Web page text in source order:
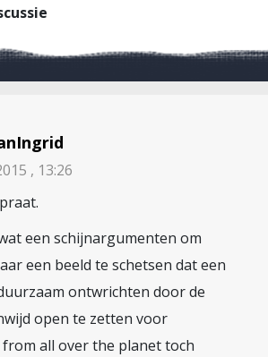
, 13:26
een schijnargumenten om
een beeld te schetsen dat een
ontwrichten door de
open te zetten voor
all over the planet toch